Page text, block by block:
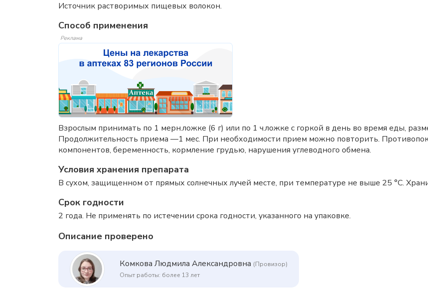
Источник растворимых пищевых волокон.
Способ применения
Реклама
Взрослым принимать по 1 мерн.ложке (6 г) или по 1 ч.ложке с горкой в день во время еды,
Продолжительность приема —1 мес. При необходимости прием можно повторить.
компонентов, беременность, кормление грудью, нарушения углеводного обмена.
Условия хранения препарата
В сухом, защищенном от прямых солнечных лучей месте, при температуре не выше 25 °C.
Срок годности
2 года. Не применять по истечении срока годности, указанного на упаковке.
Описание проверено
Комкова Людмила Александровна (Провизор)
Опыт работы: более 13 лет